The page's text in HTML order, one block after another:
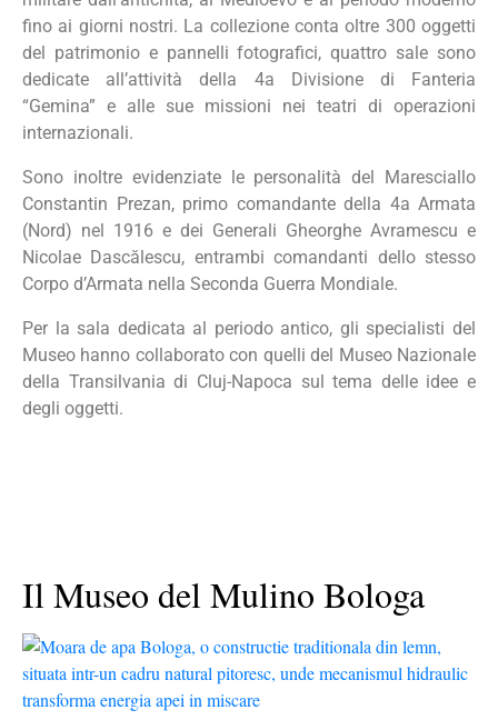
fino ai giorni nostri. La collezione conta oltre 300 oggetti
del patrimonio e pannelli fotografici, quattro sale sono
dedicate all’attività della 4a Divisione di Fanteria
“Gemina” e alle sue missioni nei teatri di operazioni
internazionali.
Sono inoltre evidenziate le personalità del Maresciallo
Constantin Prezan, primo comandante della 4a Armata
(Nord) nel 1916 e dei Generali Gheorghe Avramescu e
Nicolae Dascălescu, entrambi comandanti dello stesso
Corpo d’Armata nella Seconda Guerra Mondiale.
Per la sala dedicata al periodo antico, gli specialisti del
Museo hanno collaborato con quelli del Museo Nazionale
della Transilvania di Cluj-Napoca sul tema delle idee e
degli oggetti.
Il Museo del Mulino Bologa